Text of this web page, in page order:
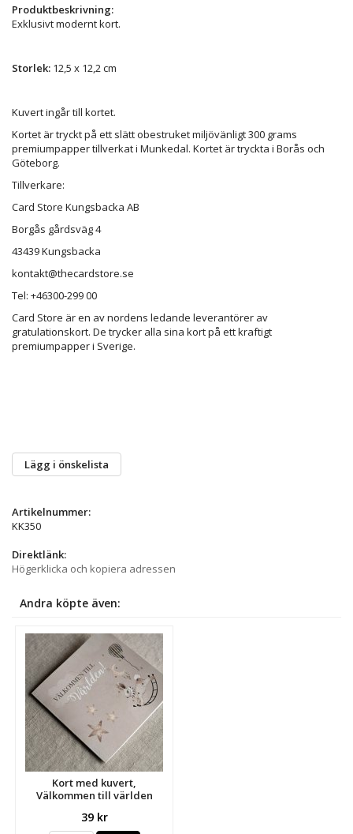
Produktbeskrivning:
Exklusivt modernt kort.
Storlek: 12,5 x 12,2 cm
Kuvert ingår till kortet.
Kortet är tryckt på ett slätt obestruket miljövänligt 300 grams
premiumpapper tillverkat i Munkedal. Kortet är tryckta i Borås och
Göteborg.
Tillverkare:
Card Store Kungsbacka AB
Borgås gårdsväg 4
43439 Kungsbacka
kontakt@thecardstore.se
Tel: +46300-299 00
Card Store är en av nordens ledande leverantörer av
gratulationskort. De trycker alla sina kort på ett kraftigt
premiumpapper i Sverige.
Lägg i önskelista
Artikelnummer:
KK350
Direktlänk:
Högerklicka och kopiera adressen
Andra köpte även:
Kort med kuvert,
Välkommen till världen
39 kr